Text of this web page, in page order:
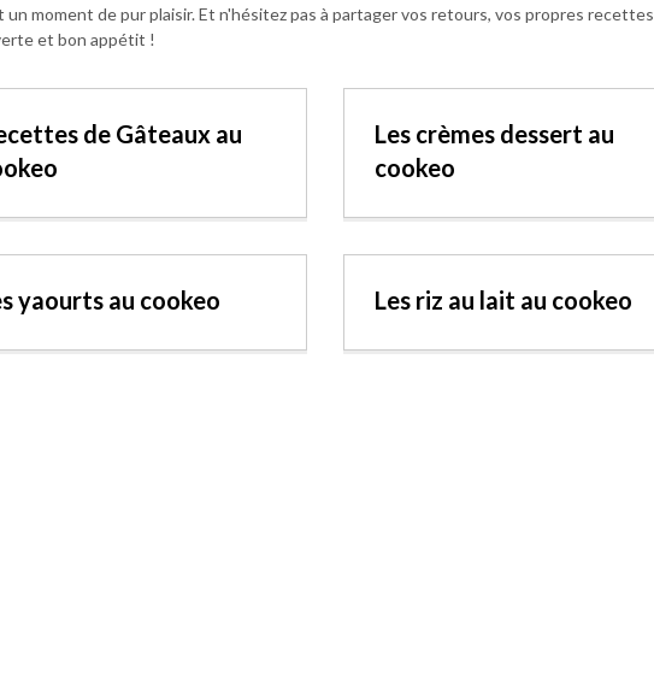
un moment de pur plaisir. Et n'hésitez pas à partager vos retours, vos propres
et bon appétit !
de Gâteaux au
Les crèmes dessert au
cookeo
yaourts au cookeo
Les riz au lait au cookeo